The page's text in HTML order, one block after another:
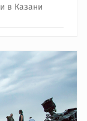
в Казани